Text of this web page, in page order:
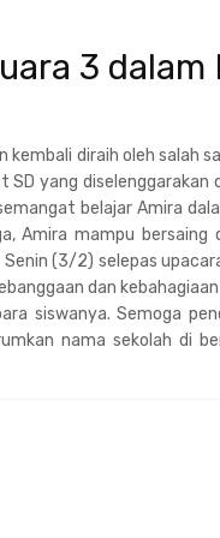
3 dalam
diraih oleh salah
yang diselenggarakan
belajar Amira
Amira mampu bersaing
(3/2) selepas
dan
siswanya. Semoga
nama sekolah di